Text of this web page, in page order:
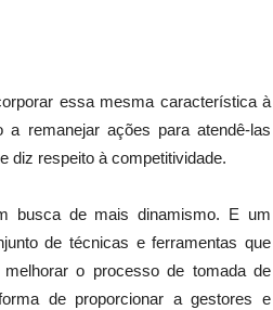
essa mesma característica à
remanejar ações para atendê-las
diz respeito à competitividade.
busca de mais dinamismo. E um
de técnicas e ferramentas que
o processo de tomada de
de proporcionar a gestores e